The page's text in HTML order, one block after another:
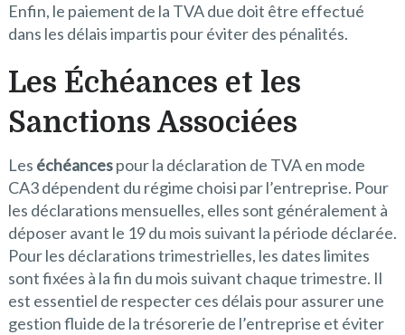
Enfin, le paiement de la TVA due doit être effectué
dans les délais impartis pour éviter des pénalités.
Les Échéances et les
Sanctions Associées
Les échéancespour la déclaration de TVA en mode
CA3 dépendent du régime choisi par l’entreprise. Pour
les déclarations mensuelles, elles sont généralement à
déposer avant le 19 du mois suivant la période déclarée.
Pour les déclarations trimestrielles, les dates limites
sont fixées à la fin du mois suivant chaque trimestre. Il
est essentiel de respecter ces délais pour assurer une
gestion fluide de la trésorerie de l’entreprise et éviter